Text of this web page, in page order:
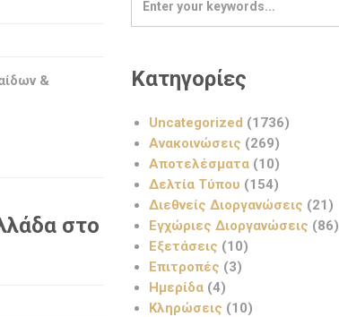
&
στο
Κατηγορίες
Uncategorized (1736)
Ανακοινώσεις (269)
Αποτελέσματα (10)
Δελτία Τύπου (154)
Διεθνείς Διοργανώσεις (21)
Εγχώριες Διοργανώσεις (86)
Εξετάσεις (10)
Επιτροπές (3)
Ημερίδα (4)
Κληρώσεις (10)